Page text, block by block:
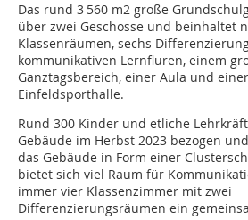
Das rund 3 560 m2 große
über zwei Geschosse und beinhaltet
Klassenräumen, sechs
kommunikativen Lernfluren, einem
Ganztagsbereich, einer Aula und
Einfeldsporthalle.
Rund 300 Kinder und etliche
Gebäude im Herbst 2023 bezogen
das Gebäude in Form einer
bietet sich viel Raum für
immer vier Klassenzimmer mit zwei
Differenzierungsräumen ein